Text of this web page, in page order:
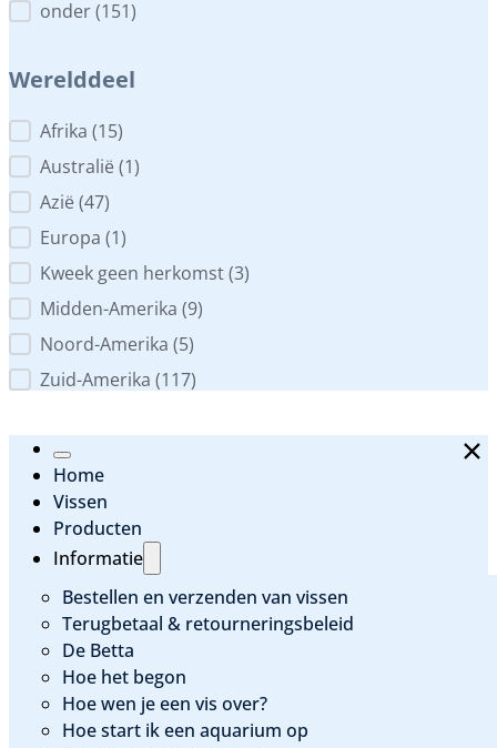
onder(151)
Werelddeel
Werelddeel
Afrika (15)
Australië (1)
Azië (47)
Europa (1)
Kweek geen herkomst(3)
Midden-Amerika (9)
Noord-Amerika (5)
Zuid-Amerika (117)
Home
Vissen
Producten
Informatie
Bestellen en verzenden van vissen
Terugbetaal & retourneringsbeleid
De Betta
Hoe het begon
Hoe wen je een vis over?
Hoe start ik een aquarium op